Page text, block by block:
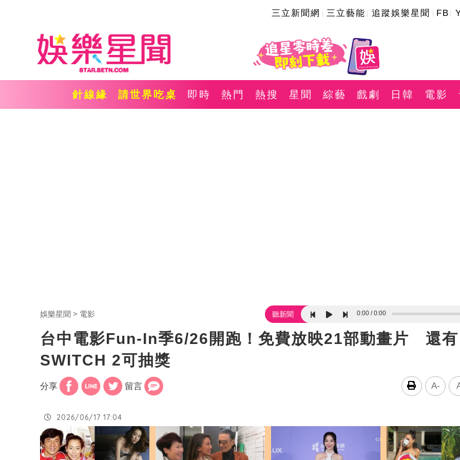
三立新聞網 三立藝能 追蹤娛樂星聞 FB
針線緣 請世界吃桌 即時 熱門 熱搜 星聞 綜藝 戲劇 日韓 電影
娛樂星聞 電影 聽新聞 0:00 0:00
台中電影Fun-In季6/26開跑！免費放映21部動畫片 還有
SWITCH 2可抽獎
分享 留言 A-
2026/06/17 17:04